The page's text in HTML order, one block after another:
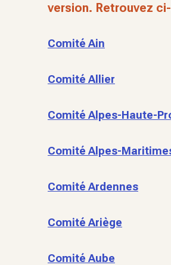
version. Retrouvez
Comité Ain
Comité Allier
Comité Alpes-Haute-
Comité Alpes-
Comité Ardennes
Comité Ariège
Comité Aube